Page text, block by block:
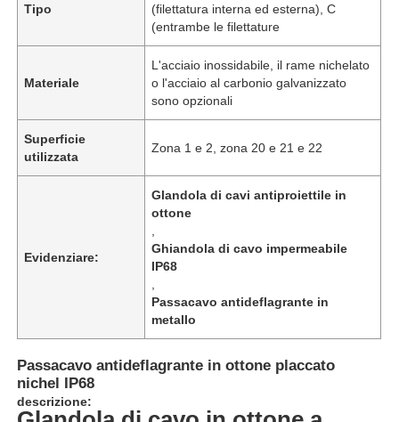
Casa
Tipo
(filettatura interna ed esterna), C
(entrambe le filettature
Materiale
L'acciaio inossidabile, il rame nichelato
o l'acciaio al carbonio galvanizzato
sono opzionali
Superficie
utilizzata
Zona 1 e 2, zona 20 e 21 e 22
Evidenziare:
Glandola di cavi antiproiettile in
ottone
Ghiandola di cavo impermeabile
IP68
Passacavo antideflagrante in
metallo
Passacavo antideflagrante in ottone placcato
nichel IP68
descrizione: